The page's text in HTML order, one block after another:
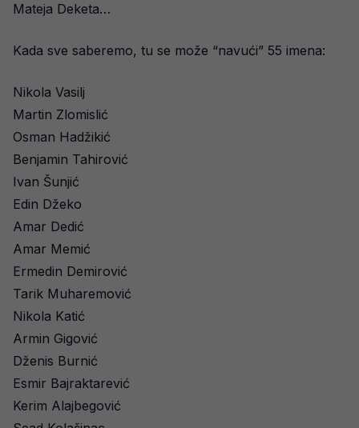
Mateja Deketa…
Kada sve saberemo, tu se može “navući” 55 imena:
Nikola Vasilj
Martin Zlomislić
Osman Hadžikić
Benjamin Tahirović
Ivan Šunjić
Edin Džeko
Amar Dedić
Amar Memić
Ermedin Demirović
Tarik Muharemović
Nikola Katić
Armin Gigović
Dženis Burnić
Esmir Bajraktarević
Kerim Alajbegović